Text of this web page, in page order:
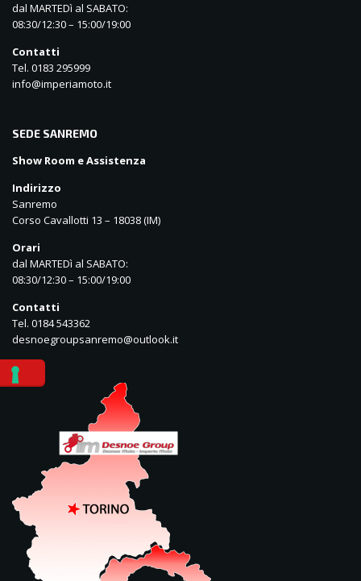
dal MARTEDì al SABATO:
08:30/12:30 – 15:00/19:00
Contatti
Tel. 0183 295999
info@imperiamoto.it
SEDE SANREMO
Show Room e Assistenza
Indirizzo
Sanremo
Corso Cavallotti 13 – 18038 (IM)
Orari
dal MARTEDì al SABATO:
08:30/12:30 – 15:00/19:00
Contatti
Tel. 0184 543362
desnoegroupsanremo@outlook.it